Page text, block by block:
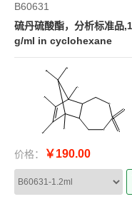
B60631
硫丹硫酸酯，分析标准品
g/ml in cyclohexane
价格： ￥190.00